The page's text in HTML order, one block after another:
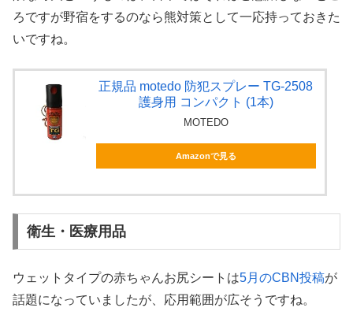
ろですが野宿をするのなら熊対策として一応持っておきた
いですね。
正規品 motedo 防犯スプレー TG-2508
護身用 コンパクト (1本)
MOTEDO
Amazonで見る
衛生・医療用品
ウェットタイプの赤ちゃんお尻シートは5月のCBN投稿が
話題になっていましたが、応用範囲が広そうですね。